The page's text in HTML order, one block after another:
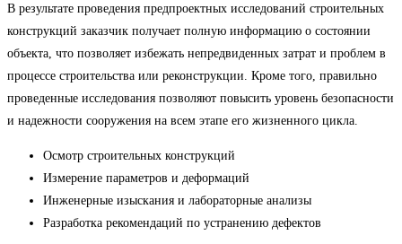
В результате проведения предпроектных исследований строительных
конструкций заказчик получает полную информацию о состоянии
объекта, что позволяет избежать непредвиденных затрат и проблем в
процессе строительства или реконструкции. Кроме того, правильно
проведенные исследования позволяют повысить уровень безопасности
и надежности сооружения на всем этапе его жизненного цикла.
Осмотр строительных конструкций
Измерение параметров и деформаций
Инженерные изыскания и лабораторные анализы
Разработка рекомендаций по устранению дефектов